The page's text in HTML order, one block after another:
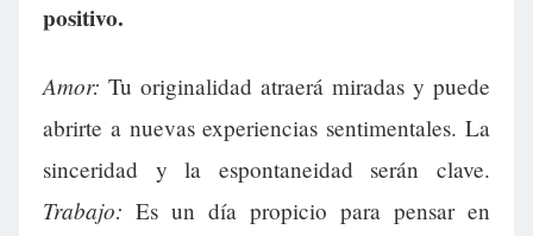
positivo.
Amor: Tu originalidad atraerá miradas y puede
abrirte a nuevas experiencias sentimentales. La
sinceridad y la espontaneidad serán clave.
Trabajo: Es un día propicio para pensar en